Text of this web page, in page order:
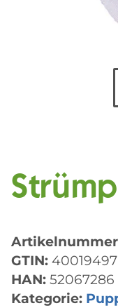
GTIN:
HAN: 52067286
Kategorie: